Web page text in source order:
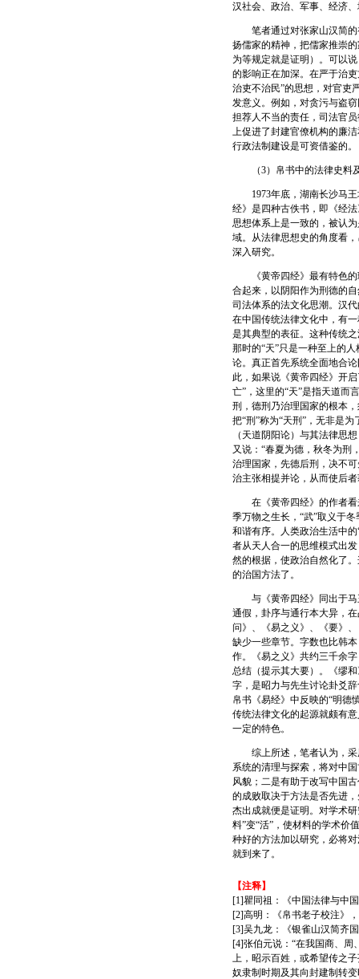
汉社会、政治、军事、经济
笔者通过对张家山汉简的
扬儒家的精神，把儒家推崇
为等规定就是证明）。可以
的影响正在加深。在严于治
治吏不治民”的思想，对官吏
发意义。例如，对贪污与盗
担荐人不当的责任，司法官
上促进了封建官僚机构的廉
行政法制建设是可资借鉴的。
（3）帛书中的法律史料
1973年底，湖南长沙马王
经》是四种古佚书，即《经
思想体系上是一致的，被认
域。从法律思想史的角度看
深入研究。
《黄帝四经》最有特色的
合起来，以阴阳作为刑德的
司法体系的法文化思潮。汉
在中国传统法律文化中，有一
是其典型的表征。这种传统
那时的“天”只是一种至上的
论。真正首先系统全面地合
此，如果说《黄帝四经》开
亡”，这里的“天”是指天道而
刑，德刑乃治理国家的根本
把“刑”称为“天刑”，无非是
（天道阴阳论）与其法律思
又说：“春夏为德，秋冬为
治理国家，先德后刑，决不
治主张相提并论，从而使后
在《黄帝四经》的作者看
季万物之生长，“武”取义于
和谐有序。人类政治生活中
者从天人合一的思维模式出
然的根据，使政治自然化了
的治国方法了。
与《黄帝四经》同出于马
通假，卦序与通行本大异，
问》、《易之义》、《要》
缺少一些章节。字数也比韩
作。《易之义》共约三千余
总结（提示其大要）。《缪
字，是昭力与先生讨论卦爻
帛书《易经》中反映的“明德
传统法律文化的起源就颇有
一定的特色。
综上所述，笔者认为，采
系统的清理与探索，将对中
风貌；二是有助于改写中国
的成败取决于方法是否先进
杰出成就便是证明。对学术
料”变“活”，使材料的学术价
种好的方法加以研究，必将
就到来了。
【注释】
[1]瞿同祖：《中国法律与中
[2]高明：《帛书老子校注》
[3]吴九龙：《银雀山汉简齐
[4]张伯元说：“在我国商、
上，昭示百姓，或希望传之
奴隶制时期及其向封建制转